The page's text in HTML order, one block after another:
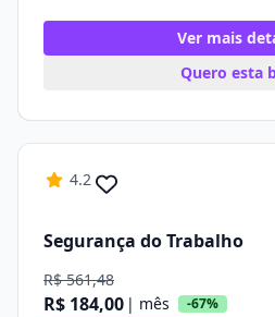
Ver mais
Quero esta
4.2
Segurança do Trabalho
R$ 561,48
R$ 184,00 | mês -67%